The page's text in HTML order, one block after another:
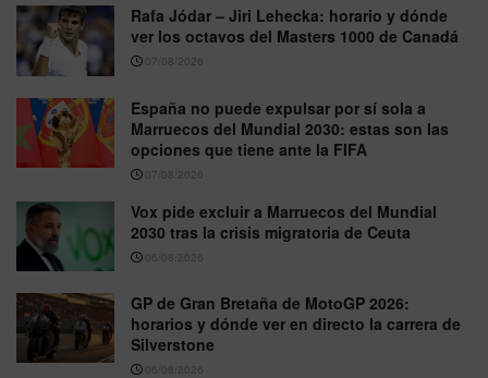
Rafa Jódar – Jiri Lehecka: horario y dónde
ver los octavos del Masters 1000 de Canadá
07/08/2026
España no puede expulsar por sí sola a
Marruecos del Mundial 2030: estas son las
opciones que tiene ante la FIFA
07/08/2026
Vox pide excluir a Marruecos del Mundial
2030 tras la crisis migratoria de Ceuta
06/08/2026
GP de Gran Bretaña de MotoGP 2026:
horarios y dónde ver en directo la carrera de
Silverstone
06/08/2026